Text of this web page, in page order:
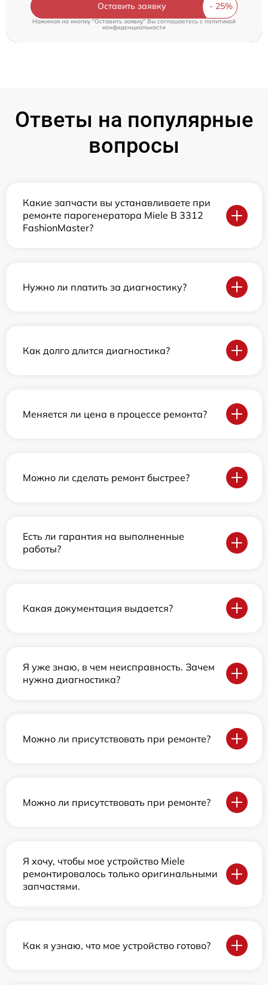
Оставить заявку
Нажимая на кнопку "Оставить заявку" Вы соглашаетесь cполитикой
конфиденциальности
Ответы на популярные
вопросы
Какие запчасти вы устанавливаете при
ремонте парогенератора Miele B 3312
FashionMaster?
Нужно ли платить за диагностику?
Как долго длится диагностика?
Меняется ли цена в процессе ремонта?
Можно ли сделать ремонт быстрее?
Есть ли гарантия на выполненные
работы?
Какая документация выдается?
Я уже знаю, в чем неисправность. Зачем
нужна диагностика?
Можно ли присутствовать при ремонте?
Можно ли присутствовать при ремонте?
Я хочу, чтобы мое устройство Miele
ремонтировалось только оригинальными
запчастями.
Как я узнаю, что мое устройство готово?